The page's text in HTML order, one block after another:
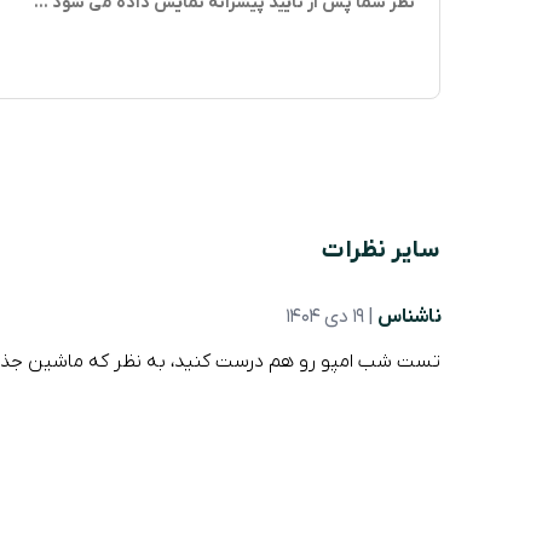
سایر نظرات
ناشناس | 19 دی 1404
تست شب امپو رو هم درست کنید، به نظر که ماشین